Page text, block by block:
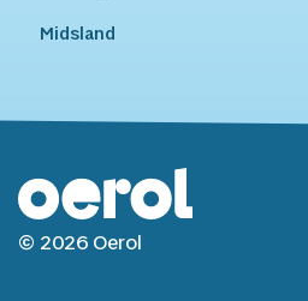
Midsland
© 2026 Oerol